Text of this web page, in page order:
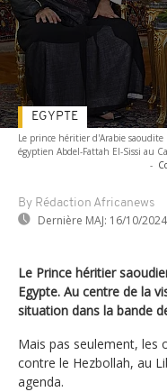
Le prince héritier d'Arabie
égyptien Abdel-Fattah El-Sissi au
-
By Rédaction Africanews
Dernière MAJ: 16/10/2024
EGYPTE
Le Prince héritier
Egypte. Au centre de la
situation dans la bande
Mais pas seulement, les
contre le Hezbollah, au
agenda.